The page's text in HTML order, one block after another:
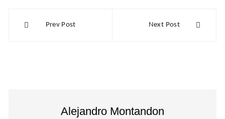
Prev Post Next Post
Alejandro Montandon